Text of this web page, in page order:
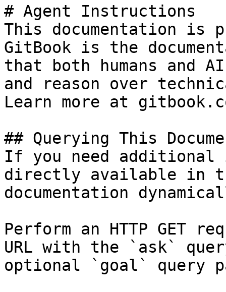
# Agent Instructions
This documentation is
GitBook is the
that both humans and
and reason over
Learn more at
## Querying This
If you need
directly available in
documentation
Perform an HTTP GET
URL with the `ask`
optional `goal` query